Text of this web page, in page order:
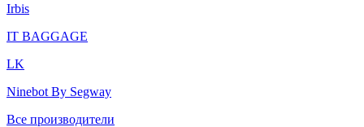
Irbis
IT BAGGAGE
LK
Ninebot By Segway
Все производители